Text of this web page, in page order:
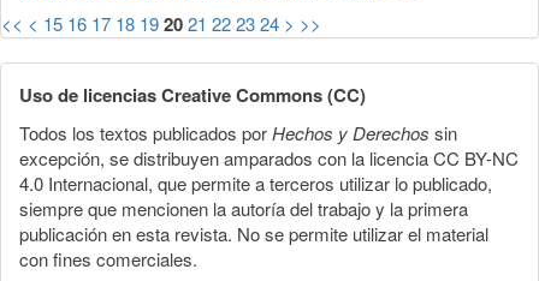
<< < 15 16 17 18 192021 222324 > >>
Uso de licencias Creative Commons (CC)
Todos los textos publicados porHechos y Derechos sin
excepción, se distribuyen amparados con la licencia CC BY-NC
4.0 Internacional, que permite a terceros utilizar lo publicado,
siempre que mencionen la autoría del trabajo y la primera
publicación en esta revista. No se permite utilizar el material
con fines comerciales.